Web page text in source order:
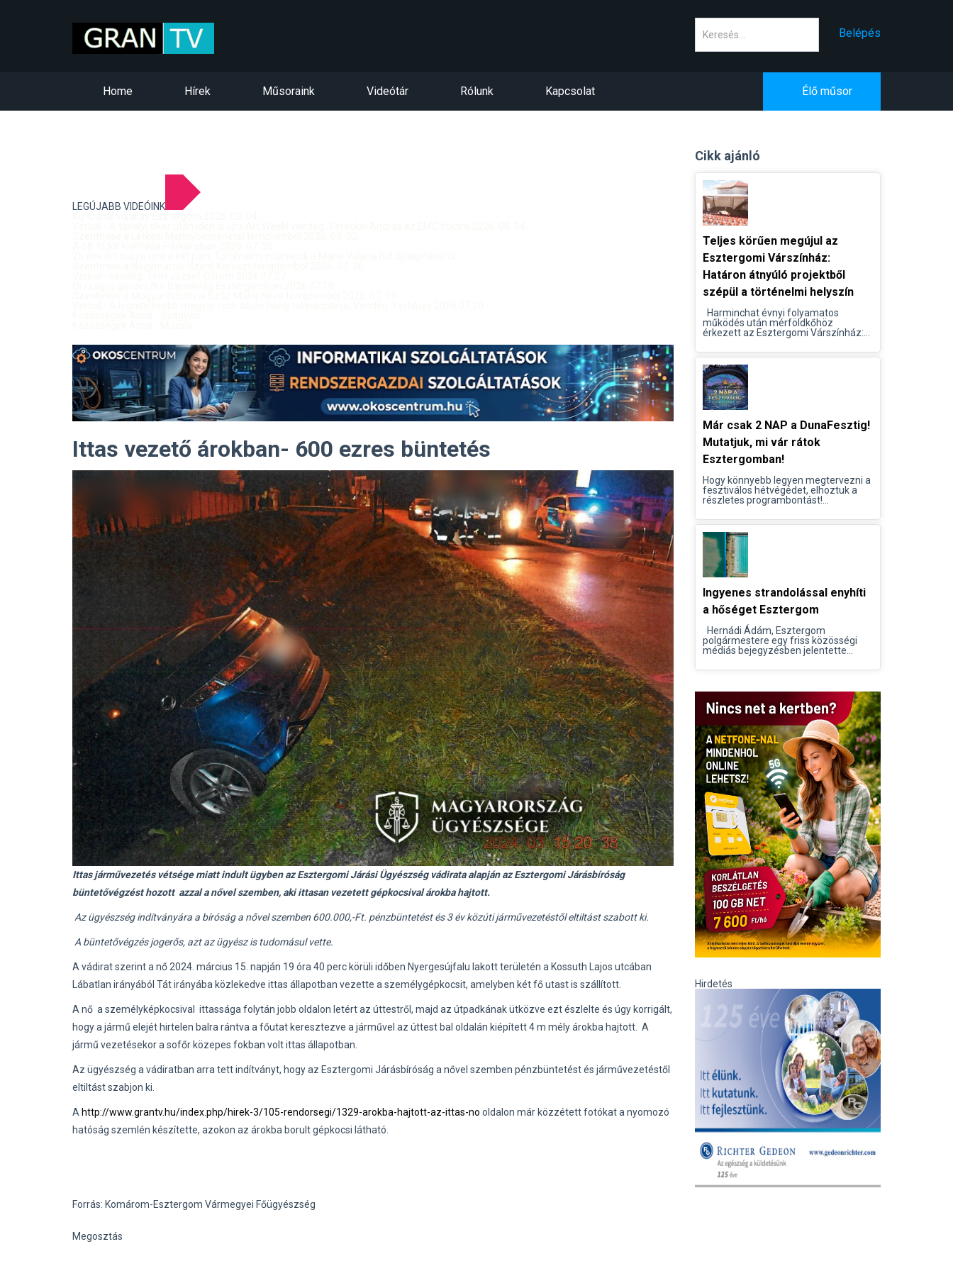
Belépés
Home Hírek Műsoraink Videótár Rólunk Kapcsolat Élő műsor
LEGÚJABB VIDEÓINK
Ittas vezető árokban- 600 ezres büntetés
Ittas járművezetés vétsége miatt indult ügyben az Esztergomi Járási Ügyészség vádirata alapján az Esztergomi Járásbíróság
büntetővégzést hozott azzal a nővel szemben, aki ittasan vezetett gépkocsival árokba hajtott.
Az ügyészség indítványára a bíróság a nővel szemben 600.000,-Ft. pénzbüntetést és 3 év közúti járművezetéstől eltiltást szabott ki.
A büntetővégzés jogerős, azt az ügyész is tudomásul vette.
A vádirat szerint a nő 2024. március 15. napján 19 óra 40 perc körüli időben Nyergesújfalu lakott területén a Kossuth Lajos utcában
Lábatlan irányából Tát irányába közlekedve ittas állapotban vezette a személygépkocsit, amelyben két fő utast is szállított.
A nő a személyképkocsival ittassága folytán jobb oldalon letért az úttestről, majd az útpadkának ütközve ezt észlelte és úgy korrigált,
hogy a jármű elejét hirtelen balra rántva a főutat keresztezve a járművel az úttest bal oldalán kiépített 4 m mély árokba hajtott. A
jármű vezetésekor a sofőr közepes fokban volt ittas állapotban.
Az ügyészség a vádiratban arra tett indítványt, hogy az Esztergomi Járásbíróság a nővel szemben pénzbüntetést és járművezetéstől
eltiltást szabjon ki.
A http://www.grantv.hu/index.php/hirek-3/105-rendorsegi/1329-arokba-hajtott-az-ittas-no oldalon már közzétett fotókat a nyomozó
hatóság szemlén készítette, azokon az árokba borult gépkocsi látható.
Forrás: Komárom-Esztergom Vármegyei Főügyészség
Megosztás
Cikk ajánló
Teljes körűen megújul az
Esztergomi Várszínház:
Határon átnyúló projektből
szépül a történelmi helyszín
Harminchat évnyi folyamatos
működés után mérföldkőhöz
érkezett az Esztergomi Várszínház:...
Már csak 2 NAP a DunaFesztig!
Mutatjuk, mi vár rátok
Esztergomban!
Hogy könnyebb legyen megtervezni a
fesztiválos hétvégédet, elhoztuk a
részletes programbontást!...
Ingyenes strandolással enyhíti
a hőséget Esztergom
Hernádi Ádám, Esztergom
polgármestere egy friss közösségi
médiás bejegyzésben jelentette...
Hirdetés